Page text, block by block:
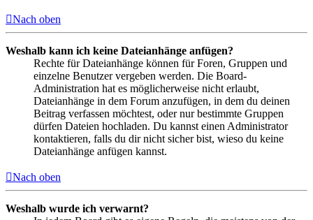
Nach oben
Weshalb kann ich keine Dateianhänge anfügen?
Rechte für Dateianhänge können für Foren, Gruppen und
einzelne Benutzer vergeben werden. Die Board-
Administration hat es möglicherweise nicht erlaubt,
Dateianhänge in dem Forum anzufügen, in dem du deinen
Beitrag verfassen möchtest, oder nur bestimmte Gruppen
dürfen Dateien hochladen. Du kannst einen Administrator
kontaktieren, falls du dir nicht sicher bist, wieso du keine
Dateianhänge anfügen kannst.
Nach oben
Weshalb wurde ich verwarnt?